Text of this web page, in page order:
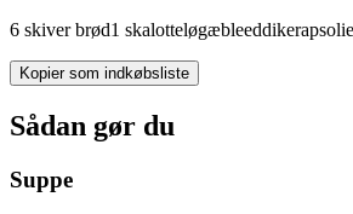
6 skiver brød1 skalotteløgæbleeddikerapsolie
Kopier som indkøbsliste
Sådan gør du
Suppe